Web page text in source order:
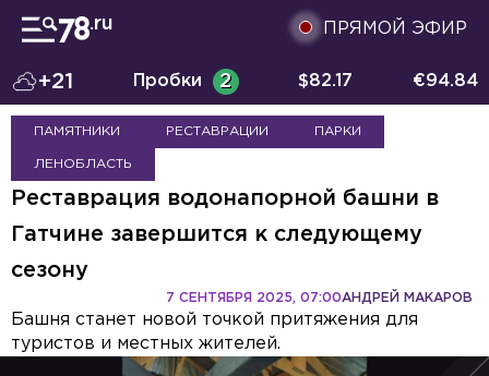
ПРЯМОЙ ЭФИР
+21 Пробки 2 $82.17 €94.84
ПАМЯТНИКИ РЕСТАВРАЦИИ ПАРКИ
ЛЕНОБЛАСТЬ
Реставрация водонапорной башни в
Гатчине завершится к следующему
сезону
АНДРЕЙ МАКАРОВ
7 СЕНТЯБРЯ 2025, 07:00
Башня станет новой точкой притяжения для
туристов и местных жителей.